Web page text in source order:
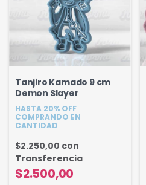
Tanjiro Kamado 9 cm
Demon Slayer
HASTA 20% OFF
COMPRANDO EN
CANTIDAD
$2.500,00
$2.250,00 con
Transferencia